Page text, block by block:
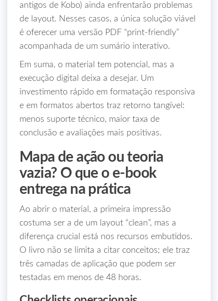
antigos de Kobo) ainda enfrentarão problemas
de layout. Nesses casos, a única solução viável
é oferecer uma versão PDF “print‑friendly”
acompanhada de um sumário interativo.
Em suma, o material tem potencial, mas a
execução digital deixa a desejar. Um
investimento rápido em formatação responsiva
e em formatos abertos traz retorno tangível:
menos suporte técnico, maior taxa de
conclusão e avaliações mais positivas.
Mapa de ação ou teoria
vazia? O que o e‑book
entrega na prática
Ao abrir o material, a primeira impressão
costuma ser a de um layout “clean”, mas a
diferença crucial está nos recursos embutidos.
O livro não se limita a citar conceitos; ele traz
três camadas de aplicação que podem ser
testadas em menos de 48 horas.